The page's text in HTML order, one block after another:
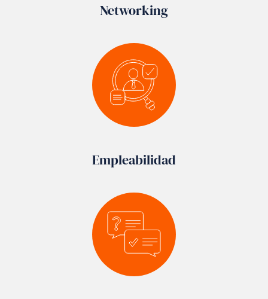
Networking
Empleabilidad